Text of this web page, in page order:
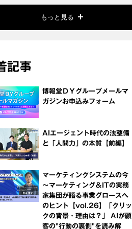
もっと見る
記事
博報堂ＤＹグループメールマ
ガジンお申込みフォーム
AIエージェント時代の法整備
と「人間力」の本質【前編】
マーケティングシステムの今
～マーケティング＆ITの実務
家集団が語る事業グロースへ
のヒント【vol.26】「クリッ
クの背景・理由は？」 AIが顧
客の"行動の裏側"を読み解